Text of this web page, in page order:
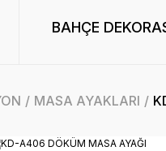
BAHÇE
MASA AYAKLARI